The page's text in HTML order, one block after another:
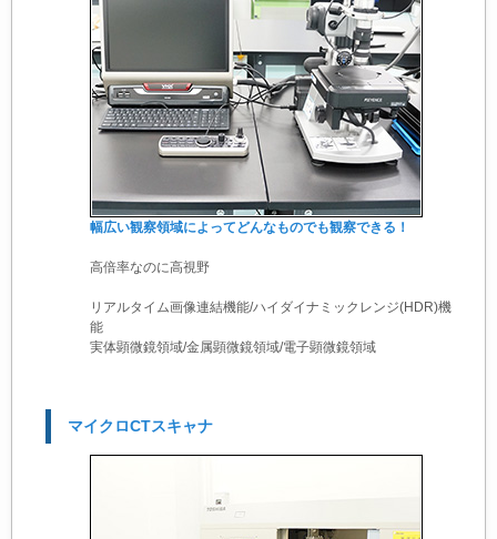
幅広い観察領域によってどんなものでも観察できる！
高倍率なのに高視野
リアルタイム画像連結機能/ハイダイナミックレンジ(HDR)機
能
実体顕微鏡領域/金属顕微鏡領域/電子顕微鏡領域
マイクロCTスキャナ